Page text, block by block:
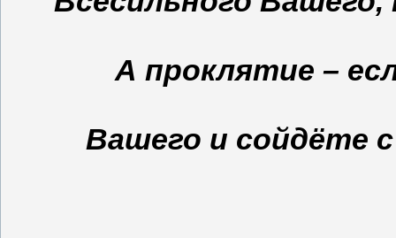
А проклятие –
Вашего и сойдёте